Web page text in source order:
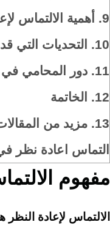
9.
أهمية الالتماس
10.
التحديات التي
11. دور المحامي في
12.
الخاتمة
13. مزيد من
التماس اعادة نظر
مفهوم
الالتماس لإعادة